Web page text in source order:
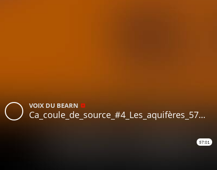
VOIX DU BEARN
Ca_coule_de_source_#4_Les_aquifères_57m01s
57:01